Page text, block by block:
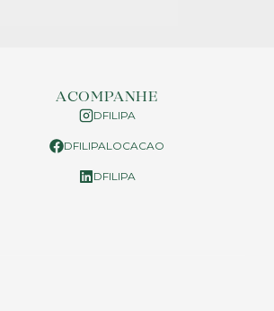
ACOMPANHE
DFILIPA
DFILIPALOCACAO
DFILIPA